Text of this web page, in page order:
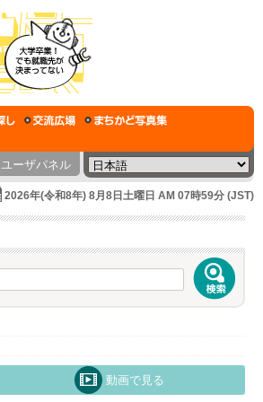
ユーザパネル
2026年(令和8年) 8月8日土曜日 AM 07時59分 (JST)
動画で見る